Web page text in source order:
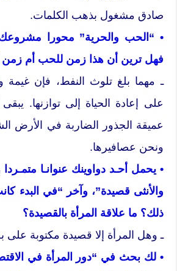
صادق مشغول بذهب الكلمات.
• “الحب والحرية” محورا
فهل ترين أن هذا زمن للحب أم زمن
ـ مهما بلغ تلوث النفط، فإن غيمة
على إعادة الحياة إلى توازنها.
عميقة الجذور الضاربة في الأرض
ونحن عصافيرها.
• يحمل أحـد دواوينك عنوانـا
والأنثى قصيدة”، وآخر “في البدء
ذلك؟ ما علاقة المرأة بالقصيدة؟
ـ وهل المرأة إلا قصيدة مكتوبة على
• لك بحث في “دور المرأة في